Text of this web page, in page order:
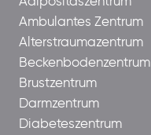
Ambulantes Zentrum
Alterstraumazentrum
Beckenbodenzentrum
Brustzentrum
Darmzentrum
Diabeteszentrum